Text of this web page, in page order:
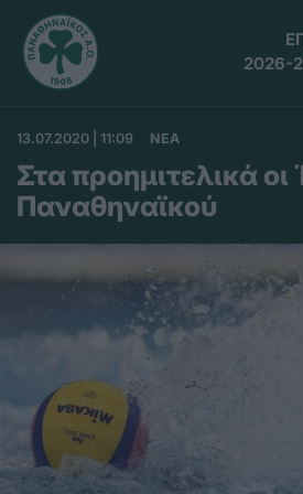
2026-
13.07.2020 | 11:09 ΝΕΑ
Στα προημιτελικά
Παναθηναϊκού